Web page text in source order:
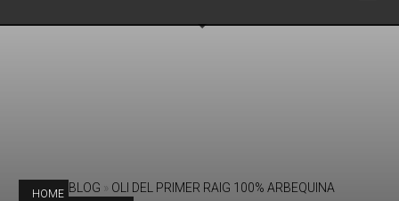
HOME BLOG » OLI DEL PRIMER RAIG 100% ARBEQUINA